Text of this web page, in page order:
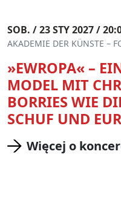
SOB. / 23 STY 2027 /
AKADEMIE DER KÜNSTE –
»EWROPA« –
MODEL MIT
BORRIES WIE
SCHUF UND
Więcej o